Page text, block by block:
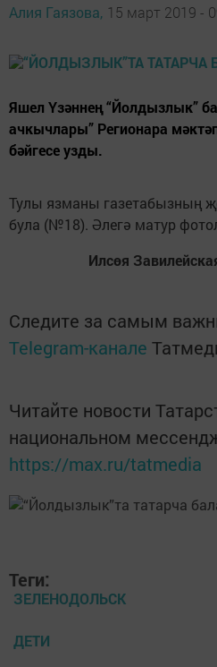
Алия Гаязова, 15 март 2019 -
Яшел Үзәннең “Йолдызлык”
ачкычлары” Регионара
бәйгесе узды.
Тулы язманы газетабызның
була (№18). Әлегә матур
Илсөя
Следите за самым
Telegram-канале
Читайте новости
национальном
https://max.ru/tatmedia
Теги:
ЗЕЛЕНОДОЛЬСК
ДЕТИ